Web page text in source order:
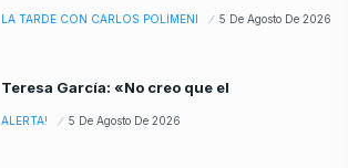
LA TARDE CON CARLOS POLIMENI 5 De Agosto De 2026
Teresa García: «No creo que el
ALERTA! 5 De Agosto De 2026